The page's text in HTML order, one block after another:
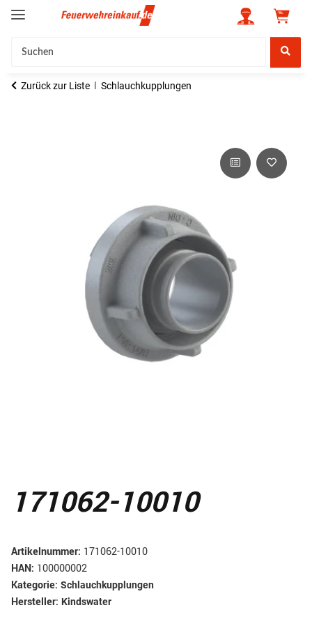
Zurück zur Liste Schlauchkupplungen
171062-10010
Artikelnummer: 171062-10010
HAN: 100000002
Kategorie: Schlauchkupplungen
Hersteller: Kindswater